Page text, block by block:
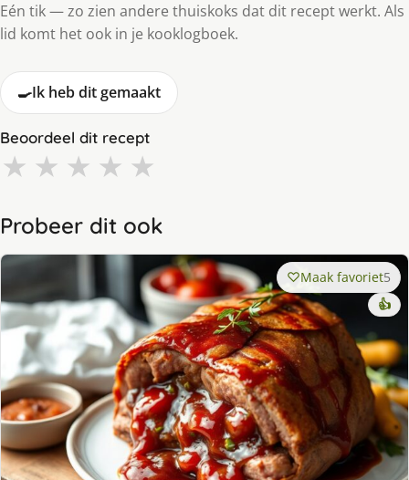
Eén tik — zo zien andere thuiskoks dat dit recept werkt. Als
lid komt het ook in je kooklogboek.
🍳Ik heb dit gemaakt
Beoordeel dit recept
★ ★ ★ ★ ★
Probeer dit ook
Maak favoriet5
👍